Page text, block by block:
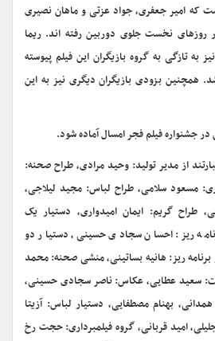
که امیر جعفری، جواد عزتی و ماهان نصیری
روزهای نخست جلوی دوربین رفته اند. ریما
به تازگی به گروه بازیگران این فیلم پیوسته
بزودی بازیگران دیگری نیز به این
جشنواره فیلم فجر امسال آماده شود.
از مدیر تولید: وحید مرادی، طراح صحنه:
مسعود سلامی، طراح لباس: مجید لیلاجی،
طراح گریم: ایمان امیدواری، دستیار یک
ریز: احسان سجادی حسینی، دستیار دو
برنامه ریز: هانیه بساتینی، منشی صحنه: محمد
سعید عطایی، عکاس: ناصر سجادی حسینی،
بهنام مصطفایی، دستیار لباس: آزیتا
امید قربانی، گروه فیلمبرداری: حجت رخ